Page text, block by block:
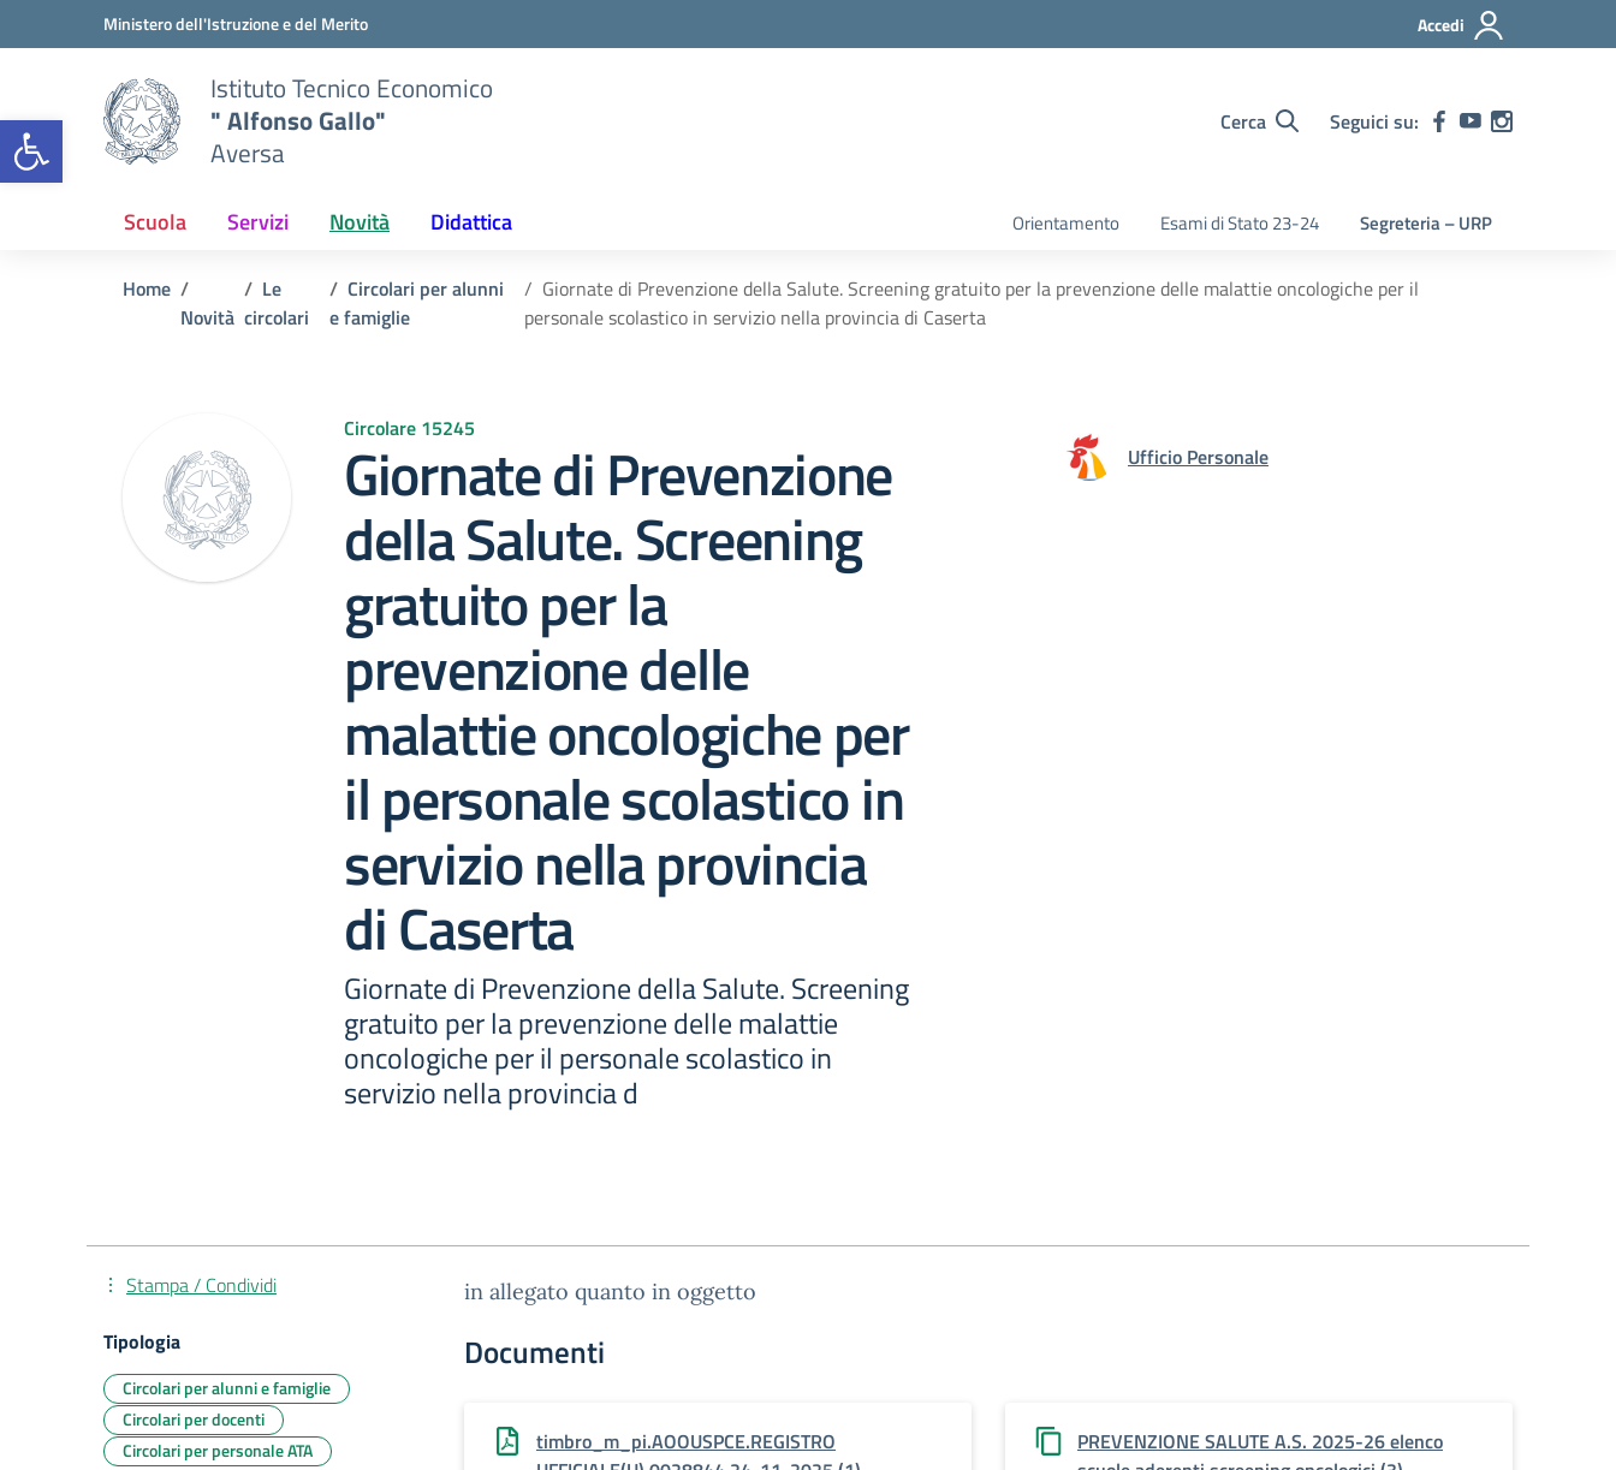
Open toolbar
Vai ai contenuti
Vai al menu di navigazioneMinistero dell'Istruzione e del Merito Accedi
Istituto Tecnico Economico
" Alfonso Gallo"
Aversa
Cerca Seguici su:
Scuola Servizi Novità Didattica Orientamento Esami di Stato 23-24 Segreteria – URP
Home
Novità
Le
circolari
Circolari per alunni
e famiglie
Giornate di Prevenzione della Salute. Screening gratuito per la prevenzione delle malattie oncologiche per il
personale scolastico in servizio nella provincia di Caserta
Circolare 15245
Giornate di Prevenzione
della Salute. Screening
gratuito per la
prevenzione delle
malattie oncologiche per
il personale scolastico in
servizio nella provincia
di Caserta
Giornate di Prevenzione della Salute. Screening
gratuito per la prevenzione delle malattie
oncologiche per il personale scolastico in
servizio nella provincia d
Ufficio Personale
in allegato quanto in oggetto
Documenti
timbro_m_pi.AOOUSPCE.REGISTRO
PREVENZIONE SALUTE A.S. 2025-26 elenco
Stampa / Condividi
Tipologia
Circolari per alunni e famiglie
Circolari per docenti
Circolari per personale ATA